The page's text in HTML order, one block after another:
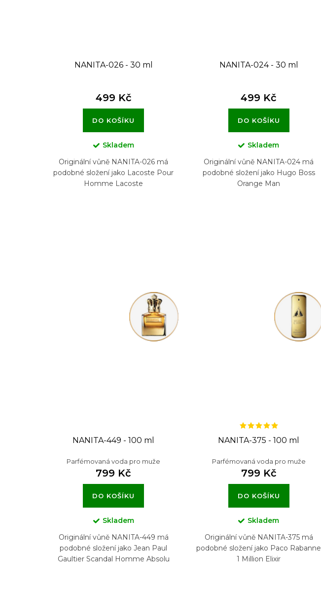
NANITA-026 - 30 ml
499 Kč
DO KOŠÍKU
Skladem
Originální vůně NANITA-026 má
podobné složení jako Lacoste Pour
Homme Lacoste
NANITA-024 - 30 ml
499 Kč
DO KOŠÍKU
Skladem
Originální vůně NANITA-024 má
podobné složení jako Hugo Boss
Orange Man
NANITA-449 - 100 ml
Parfémovaná voda pro muže
799 Kč
DO KOŠÍKU
Skladem
Originální vůně NANITA-449 má
podobné složení jako Jean Paul
Gaultier Scandal Homme Absolu
NANITA-375 - 100 ml
Parfémovaná voda pro muže
799 Kč
DO KOŠÍKU
Skladem
Originální vůně NANITA-375 má
podobné složení jako Paco Rabanne
1 Million Elixir